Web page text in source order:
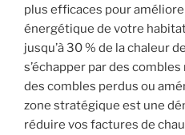
plus efficaces pour
énergétique de votre
jusqu’à 30 % de la chaleur
s’échapper par des
des combles perdus ou
zone stratégique est une
réduire vos factures de